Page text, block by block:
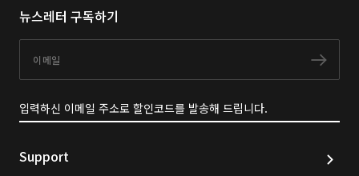
뉴스레터 구독하기
구독
입력하신 이메일 주소로 할인코드를 발송해 드립니다.
Support